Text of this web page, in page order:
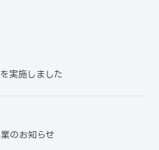
実施しました
のお知らせ